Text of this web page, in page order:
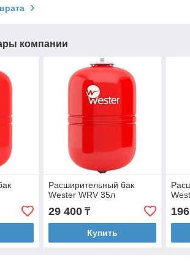
компании
Расширительный бак
Wester WRV 35л
29 400₸
Купить